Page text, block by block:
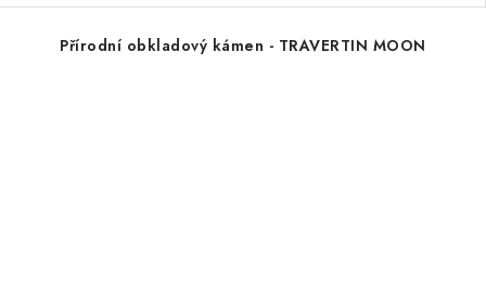
Přírodní obkladový kámen - TRAVERTIN MOON